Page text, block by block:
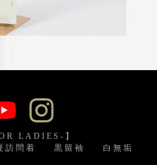
LADIES-】
訪問着 黒留袖 白無垢